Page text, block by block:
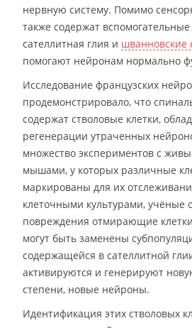
нервную систему. Помимо
также содержат
сателлитная глия и шванновские
помогают нейронам нормально
Исследование французских
продемонстрировало, что
содержат стволовые клетки,
регенерации утраченных
множество экспериментов с
мышами, у которых различные
маркированы для их
клеточными культурами, учёные
повреждения отмирающие
могут быть заменены
содержащейся в сателлитной
активируются и генерируют
степени, новые нейроны.
Идентификация этих стволовых